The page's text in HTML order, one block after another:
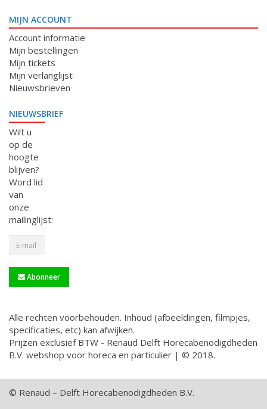
MIJN ACCOUNT
Account informatie
Mijn bestellingen
Mijn tickets
Mijn verlanglijst
Nieuwsbrieven
NIEUWSBRIEF
Wilt u
op de
hoogte
blijven?
Word lid
van
onze
mailinglijst:
Abonneer
Alle rechten voorbehouden. Inhoud (afbeeldingen, filmpjes,
specificaties, etc) kan afwijken.
Prijzen exclusief BTW - Renaud Delft Horecabenodigdheden
B.V. webshop voor horeca en particulier | © 2018.
© Renaud – Delft Horecabenodigdheden B.V.